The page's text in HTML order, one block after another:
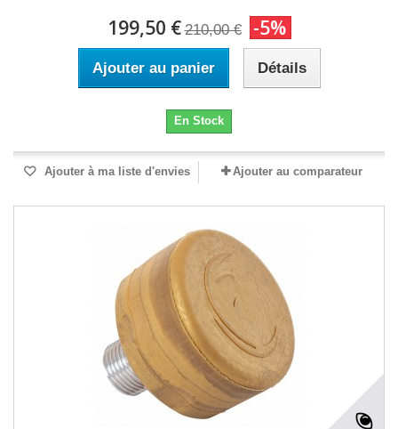
199,50 € 210,00 € -5%
Ajouter au panier Détails
En Stock
Ajouter à ma liste d'envies Ajouter au comparateur